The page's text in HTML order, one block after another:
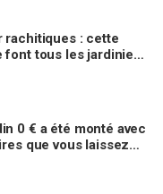
rachitiques : cette
font tous les jardiniers
0 € a été monté avec
que vous laissez